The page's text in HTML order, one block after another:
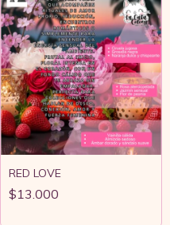
RED LOVE
$13.000